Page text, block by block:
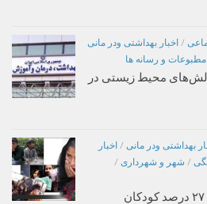
/ اخبار بهداشتی ودر مانی
مطبوعات و رسانه ها
محیط زیستی در
بهداشتی ودر مانی / اخبار
/ شهر و شهرداری /
در گفت‌وگو با ایرنا اعلام شد؛ ۲۷ درصد کودکان